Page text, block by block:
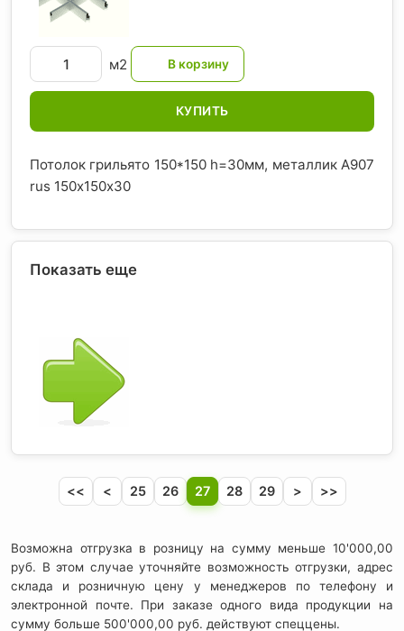
м2
КУПИТЬ
Потолок грильято 150*150 h=30мм, металлик А907
rus 150х150х30
Показать еще
<< < 25 26 27 28 29 > >>
Возможна отгрузка в розницу на сумму меньше 10'000,00
руб. В этом случае уточняйте возможность отгрузки, адрес
склада и розничную цену у менеджеров по телефону и
электронной почте. При заказе одного вида продукции на
сумму больше 500'000,00 руб. действуют спеццены.